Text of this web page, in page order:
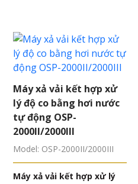
Máy xả vải kết hợp xử
lý độ co bằng hơi nước
tự động OSP-
2000II/2000III
Model: OSP-2000II/2000III
Máy xả vải kết hợp xử lý